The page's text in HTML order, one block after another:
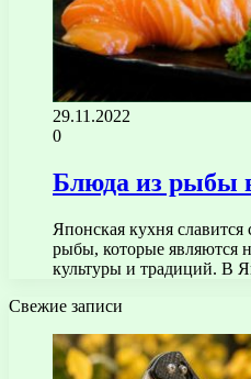
29.11.2022
0
Блюда из рыбы
Японская кухня
рыбы, которые являются
культуры и традиций. В
Свежие записи